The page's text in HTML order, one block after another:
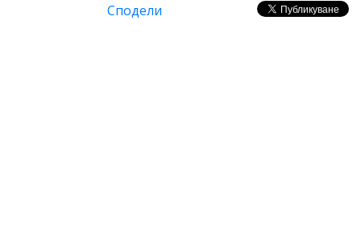
Сподели